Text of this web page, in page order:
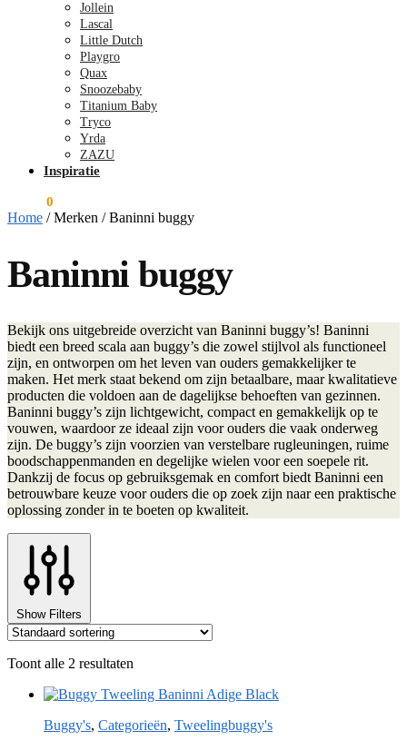
Jollein
Lascal
Little Dutch
Playgro
Quax
Snoozebaby
Titanium Baby
Tryco
Yrda
ZAZU
Inspiratie
0
Home /Merken /Baninni buggy
Baninni buggy
Bekijk ons uitgebreide overzicht van Baninni buggy’s! Baninni
biedt een breed scala aan buggy’s die zowel stijlvol als functioneel
zijn, en ontworpen om het leven van ouders gemakkelijker te
maken. Het merk staat bekend om zijn betaalbare, maar kwalitatieve
producten die voldoen aan de dagelijkse behoeften van gezinnen.
Baninni buggy’s zijn lichtgewicht, compact en gemakkelijk op te
vouwen, waardoor ze ideaal zijn voor ouders die vaak onderweg
zijn. De buggy’s zijn voorzien van verstelbare rugleuningen, ruime
boodschappenmanden en degelijke wielen voor een soepele rit.
Dankzij de focus op gebruiksgemak en comfort biedt Baninni een
betrouwbare keuze voor ouders die op zoek zijn naar een praktische
oplossing zonder in te boeten op kwaliteit.
Show Filters
Toont alle 2 resultaten
Buggy's, Categorieën, Tweelingbuggy's